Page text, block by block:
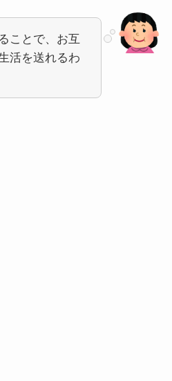
ことで、お互
活を送れるわ